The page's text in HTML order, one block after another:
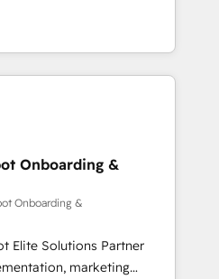
With 125+
of the most certified
English & French.
businesses ready to
smarter. We specialize
CMS migrations and
like Salesforce, NetSuite,
turning fragmented
revenue operations and
built and custom
tech stack. - Custom
and full-funnel automation.
and lead
Onboarding &
Onboarding &
Elite Solutions Partner
marketing